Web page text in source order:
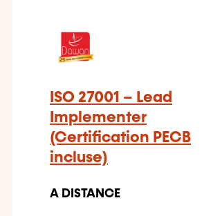
ISO 27001 – Lead
Implementer
(Certification PECB
incluse)
A DISTANCE